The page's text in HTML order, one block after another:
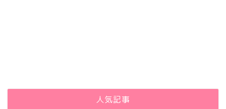
人気記事